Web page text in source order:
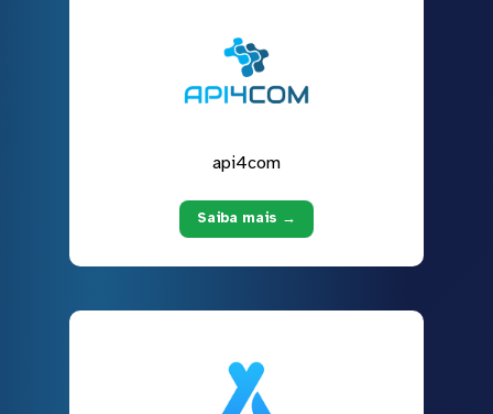
api4com
Saiba mais →